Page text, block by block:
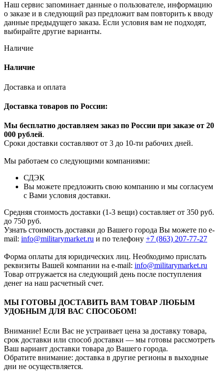
Наш сервис запоминает данные о пользователе, информацию
о заказе и в следующий раз предложит вам повторить к вводу
данные предыдущего заказа. Если условия вам не подходят,
выбирайте другие варианты.
Наличие
Наличие
Доставка и оплата
Доставка товаров по России:
Мы бесплатно доставляем заказ по России при заказе от 20
000 рублей.
Сроки доставки составляют от 3 до 10-ти рабочих дней.
Мы работаем со следующими компаниями:
СДЭК
Вы можете предложить свою компанию и мы согласуем
с Вами условия доставки.
Средняя стоимость доставки (1-3 вещи) составляет от 350 руб.
до 750 руб.
Узнать стоимость доставки до Вашего города Вы можете по e-
mail: info@militarymarket.ru и по телефону +7 (863) 207-77-27
Форма оплаты для юридических лиц. Необходимо прислать
реквизиты Вашей компании на е-mail: info@militarymarket.ru
Товар отгружается на следующий день после поступления
денег на наш расчетный счет.
МЫ ГОТОВЫ ДОСТАВИТЬ ВАМ ТОВАР ЛЮБЫМ
УДОБНЫМ ДЛЯ ВАС СПОСОБОМ!
Внимание! Если Вас не устраивает цена за доставку товара,
срок доставки или способ доставки — мы готовы рассмотреть
Ваш вариант доставки товара до Вашего города.
Обратите внимание: доставка в другие регионы в выходные
дни не осуществляется.